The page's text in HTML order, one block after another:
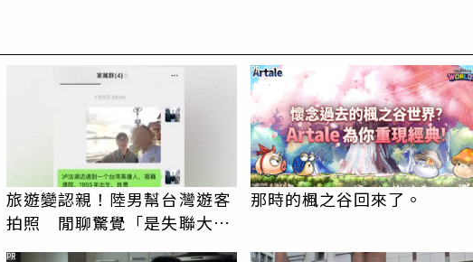
旅遊變認親！陸男幫台灣遊客
拍照 閒聊驚覺「是失聯大
那時的楓之谷回來了。
PR
PR